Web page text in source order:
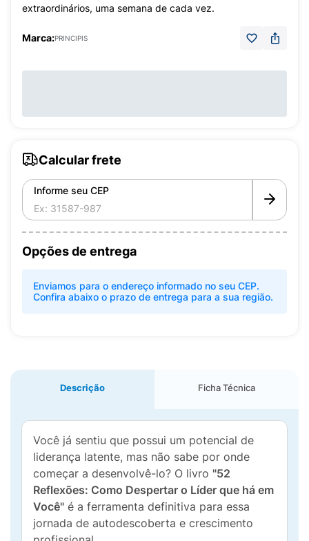
extraordinários, uma semana de cada vez.
Marca:PRINCIPIS
Calcular frete
Informe seu CEP
Opções de entrega
Enviamos para o endereço informado no seu CEP.
Confira abaixo o prazo de entrega para a sua região.
Descrição Ficha Técnica
Você já sentiu que possui um potencial de
liderança latente, mas não sabe por onde
começar a desenvolvê-lo? O livro "52
Reflexões: Como Despertar o Líder que há em
Você" é a ferramenta definitiva para essa
jornada de autodescoberta e crescimento